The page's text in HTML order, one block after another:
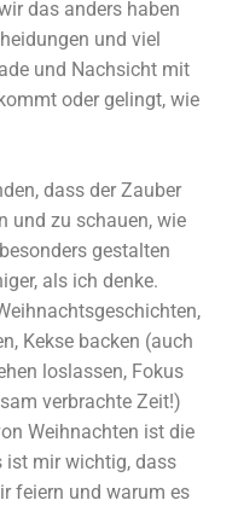
das anders haben
und viel
und Nachsicht mit
oder gelingt, wie
dass der Zauber
und zu schauen, wie
gestalten
als ich denke.
Kekse backen (auch
loslassen, Fokus
verbrachte Zeit!)
Weihnachten ist die
ist mir wichtig, dass
feiern und warum es